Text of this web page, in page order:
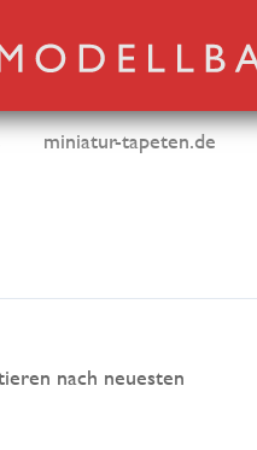
miniatur-tapeten.de